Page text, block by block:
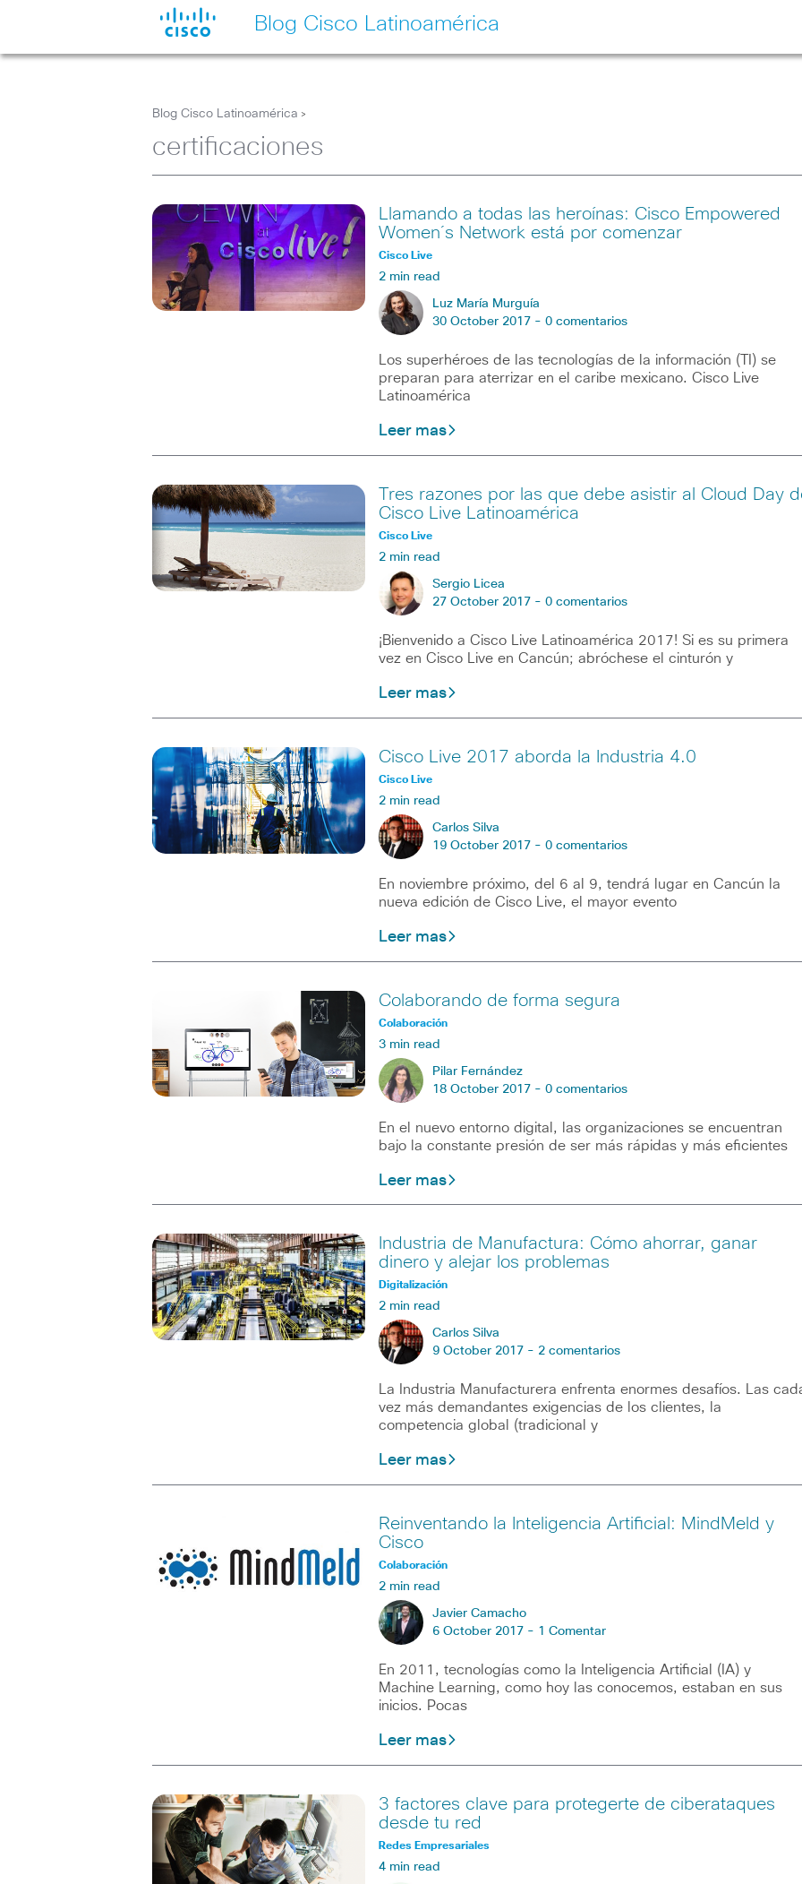
Blog Cisco Latinoamérica
Blog Cisco Latinoamérica >
certificaciones
Llamando a todas las heroínas: Cisco Empowered
Women´s Network está por comenzar
Cisco Live
2 min read
Luz María Murguía
30 October 2017 - 0 comentarios
Los superhéroes de las tecnologías de la información (TI) se
preparan para aterrizar en el caribe mexicano. Cisco Live
Latinoamérica
Leer mas
Tres razones por las que debe asistir al Cloud Day
Cisco Live Latinoamérica
Cisco Live
2 min read
Sergio Licea
27 October 2017 - 0 comentarios
¡Bienvenido a Cisco Live Latinoamérica 2017! Si es su primera
vez en Cisco Live en Cancún; abróchese el cinturón y
Leer mas
Cisco Live 2017 aborda la Industria 4.0
Cisco Live
2 min read
Carlos Silva
19 October 2017 - 0 comentarios
En noviembre próximo, del 6 al 9, tendrá lugar en Cancún la
nueva edición de Cisco Live, el mayor evento
Leer mas
Colaborando de forma segura
Colaboración
3 min read
Pilar Fernández
18 October 2017 - 0 comentarios
En el nuevo entorno digital, las organizaciones se encuentran
bajo la constante presión de ser más rápidas y más eficientes
Leer mas
Industria de Manufactura: Cómo ahorrar, ganar
dinero y alejar los problemas
Digitalización
2 min read
Carlos Silva
9 October 2017 - 2 comentarios
La Industria Manufacturera enfrenta enormes desafíos. Las
vez más demandantes exigencias de los clientes, la
competencia global (tradicional y
Leer mas
Reinventando la Inteligencia Artificial: MindMeld y
Cisco
Colaboración
2 min read
Javier Camacho
6 October 2017 - 1 Comentar
En 2011, tecnologías como la Inteligencia Artificial (IA) y
Machine Learning, como hoy las conocemos, estaban en sus
inicios. Pocas
Leer mas
3 factores clave para protegerte de ciberataques
desde tu red
Redes Empresariales
4 min read